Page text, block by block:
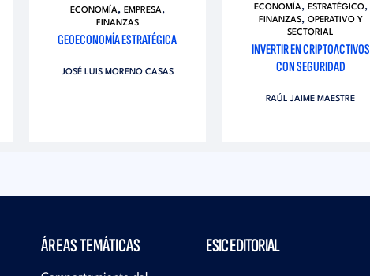
ECONOMÍA, EMPRESA,
FINANZAS
GEOECONOMÍA ESTRATÉGICA
JOSÉ LUIS MORENO CASAS
ECONOMÍA, ESTRATÉGICO,
FINANZAS, OPERATIVO Y
SECTORIAL
INVERTIR EN CRIPTOACTIVOS
CON SEGURIDAD
RAÚL JAIME MAESTRE
ÁREAS TEMÁTICAS ESIC EDITORIAL